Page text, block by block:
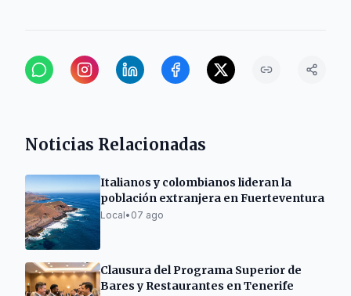
Noticias Relacionadas
Italianos y colombianos lideran la
población extranjera en Fuerteventura
Local• 07 ago
Clausura del Programa Superior de
Bares y Restaurantes en Tenerife